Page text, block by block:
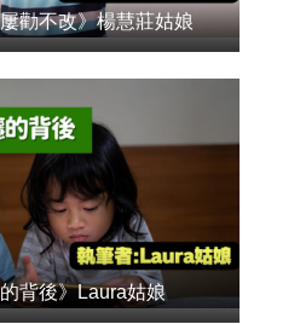
勸不改》楊慧莊姑娘
背後》Laura姑娘